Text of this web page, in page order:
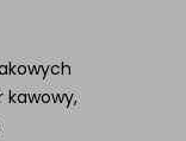
kawowy,